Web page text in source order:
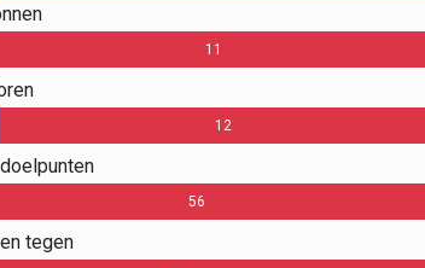
11
12
56
tegen